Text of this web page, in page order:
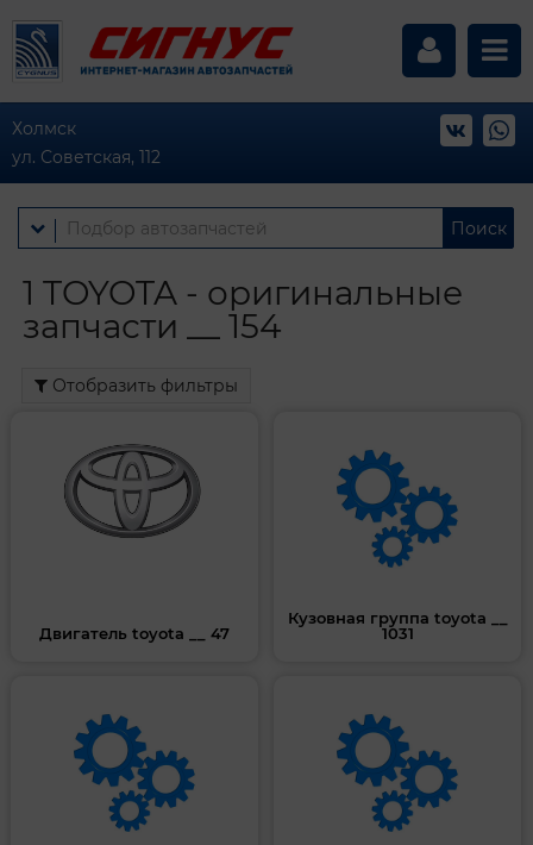
Холмск
ул. Советская, 112
Поиск
1 TOYOTA - оригинальные
запчасти __ 154
Отобразить фильтры
Двигатель toyota __ 47
Кузовная группа toyota __
1031